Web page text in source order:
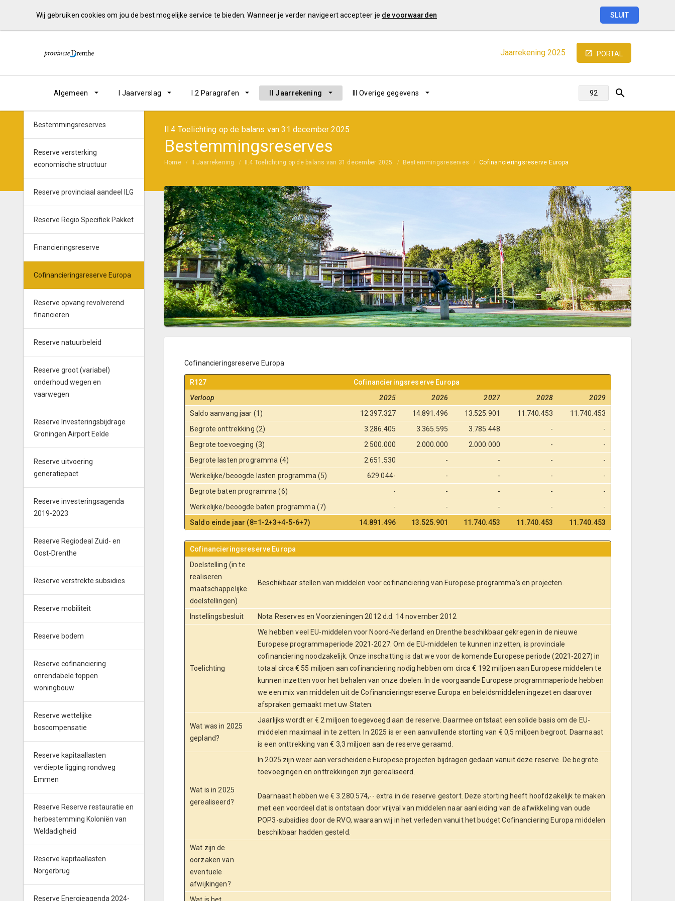
Wij gebruiken cookies om jou de best mogelijke service te bieden. Wanneer je verder navigeert accepteer je de voorwaarden SLUIT
Jaarrekening 2025 PORTAL
Algemeen I Jaarverslag I.2 Paragrafen II Jaarrekening III Overige gegevens
II.4 Toelichting op de balans van 31 december 2025
Bestemmingsreserves
Home II Jaarrekening II.4 Toelichting op de balans van 31 december 2025 Bestemmingsreserves Cofinancieringsreserve Europa
Bestemmingsreserves
Reserve versterking
economische structuur
Reserve provinciaal aandeel ILG
Reserve Regio Specifiek Pakket
Financieringsreserve
Cofinancieringsreserve Europa
Reserve opvang revolverend
financieren
Reserve natuurbeleid
Reserve groot (variabel)
onderhoud wegen en
vaarwegen
Reserve Investeringsbijdrage
Groningen Airport Eelde
Reserve uitvoering
generatiepact
Reserve investeringsagenda
2019-2023
Reserve Regiodeal Zuid- en
Oost-Drenthe
Reserve verstrekte subsidies
Reserve mobiliteit
Reserve bodem
Reserve cofinanciering
onrendabele toppen
woningbouw
Reserve wettelijke
boscompensatie
Reserve kapitaallasten
verdiepte ligging rondweg
Emmen
Reserve Reserve restauratie en
herbestemming Koloniën van
Weldadigheid
Reserve kapitaallasten
Norgerbrug
Reserve Energieagenda 2024-
Cofinancieringsreserve Europa
R127
Cofinancieringsreserve Europa
Verloop
2025 2026 2027 2028
2029
Saldo aanvang jaar (1)
12.397.327 14.891.496 13.525.901 11.740.453
11.740.453
Begrote onttrekking (2)
3.286.405 3.365.595 3.785.448 -
-
Begrote toevoeging (3)
2.500.000 2.000.000 2.000.000 -
-
Begrote lasten programma (4)
2.651.530 - - -
-
Werkelijke/beoogde lasten programma (5)
629.044- - - -
-
Begrote baten programma (6)
- - - -
-
Werkelijke/beoogde baten programma (7)
- - - -
-
Saldo einde jaar (8=1-2+3+4-5-6+7)
14.891.496 13.525.901 11.740.453 11.740.453 11.740.453
Cofinancieringsreserve Europa
Doelstelling (in te
realiseren
maatschappelijke
doelstellingen)
Beschikbaar stellen van middelen voor cofinanciering van Europese programma's en projecten.
Instellingsbesluit Nota Reserves en Voorzieningen 2012 d.d. 14 november 2012
Toelichting
We hebben veel EU-middelen voor Noord-Nederland en Drenthe beschikbaar gekregen in de nieuwe
Europese programmaperiode 2021-2027. Om de EU-middelen te kunnen inzetten, is provinciale
cofinanciering noodzakelijk. Onze inschatting is dat we voor de komende Europese periode (2021-2027) in
totaal circa € 55 miljoen aan cofinanciering nodig hebben om circa € 192 miljoen aan Europese middelen te
kunnen inzetten voor het behalen van onze doelen. In de voorgaande Europese programmaperiode hebben
we een mix van middelen uit de Cofinancieringsreserve Europa en beleidsmiddelen ingezet en daarover
afspraken gemaakt met uw Staten.
Wat was in 2025
gepland?
Jaarlijks wordt er € 2 miljoen toegevoegd aan de reserve. Daarmee ontstaat een solide basis om de EU-
middelen maximaal in te zetten. In 2025 is er een aanvullende storting van € 0,5 miljoen begroot. Daarnaast
is een onttrekking van € 3,3 miljoen aan de reserve geraamd.
Wat is in 2025
gerealiseerd?
In 2025 zijn weer aan verscheidene Europese projecten bijdragen gedaan vanuit deze reserve. De begrote
toevoegingen en onttrekkingen zijn gerealiseerd.
Daarnaast hebben we € 3.280.574,-- extra in de reserve gestort. Deze storting heeft hoofdzakelijk te maken
met een voordeel dat is ontstaan door vrijval van middelen naar aanleiding van de afwikkeling van oude
POP3-subsidies door de RVO, waaraan wij in het verleden vanuit het budget Cofinanciering Europa middelen
beschikbaar hadden gesteld.
Wat zijn de
oorzaken van
eventuele
afwijkingen?